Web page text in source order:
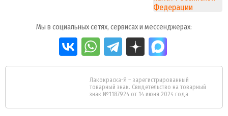
Мы в социальных сетях, сервисах и мессенджерах:
Лакокраска-Я – зарегистрированный
товарный знак. Свидетельство на товарный
знак №1187924 от 14 июня 2024 года